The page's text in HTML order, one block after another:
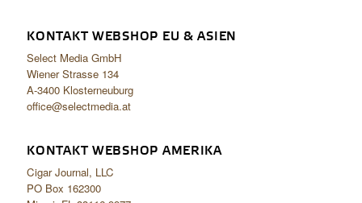
KONTAKT WEBSHOP EU & ASIEN
Select Media GmbH
Wiener Strasse 134
A-3400 Klosterneuburg
office@selectmedia.at
KONTAKT WEBSHOP AMERIKA
Cigar Journal, LLC
PO Box 162300